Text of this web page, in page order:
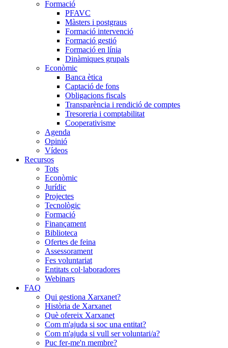
Formació
PFAVC
Màsters i postgraus
Formació intervenció
Formació gestió
Formació en línia
Dinàmiques grupals
Econòmic
Banca ètica
Captació de fons
Obligacions fiscals
Transparència i rendició de comptes
Tresoreria i comptabilitat
Cooperativisme
Agenda
Opinió
Vídeos
Recursos
Tots
Econòmic
Jurídic
Projectes
Tecnològic
Formació
Finançament
Biblioteca
Ofertes de feina
Assessorament
Fes voluntariat
Entitats col·laboradores
Webinars
FAQ
Qui gestiona Xarxanet?
Història de Xarxanet
Què ofereix Xarxanet
Com m'ajuda si soc una entitat?
Com m'ajuda si vull ser voluntari/a?
Puc fer-me'n membre?